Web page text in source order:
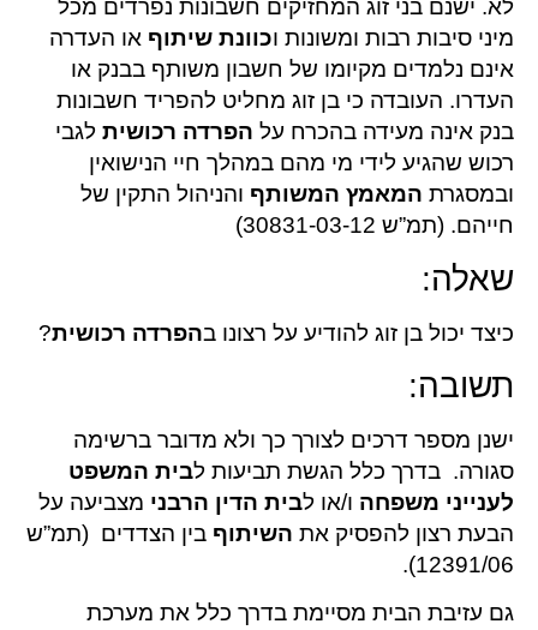
לא. ישנם בני זוג המחזיקים חשבונות נפרדים מכל
מיני סיבות רבות ומשונות וכוונת שיתוף או העדרה
אינם נלמדים מקיומו של חשבון משותף בבנק או
העדרו. העובדה כי בן זוג מחליט להפריד חשבונות
בנק אינה מעידה בהכרח על הפרדה רכושית לגבי
רכוש שהגיע לידי מי מהם במהלך חיי הנישואין
ובמסגרת המאמץ המשותף והניהול התקין של
חייהם. (תמ”ש 30831-03-12)
שאלה:
כיצד יכול בן זוג להודיע על רצונו בהפרדה רכושית?
תשובה:
ישנן מספר דרכים לצורך כך ולא מדובר ברשימה
סגורה. בדרך כלל הגשת תביעות לבית המשפט
לענייני משפחה ו/או לבית הדין הרבני מצביעה על
הבעת רצון להפסיק את השיתוף בין הצדדים (תמ”ש
12391/06).
גם עזיבת הבית מסיימת בדרך כלל את מערכת